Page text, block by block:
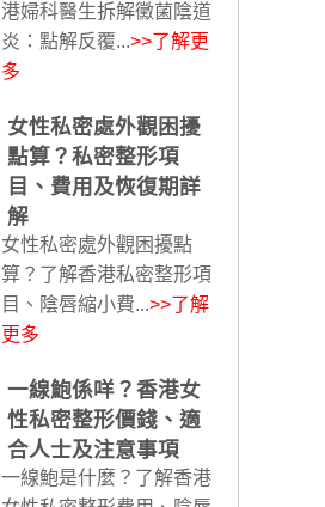
港婦科醫生拆解黴菌陰道
炎：點解反覆...>>了解更
多
女性私密處外觀困擾
點算？私密整形項
目、費用及恢復期詳
解
女性私密處外觀困擾點
算？了解香港私密整形項
目、陰唇縮小費...>>了解
更多
一線鮑係咩？香港女
性私密整形價錢、適
合人士及注意事項
一線鮑是什麼？了解香港